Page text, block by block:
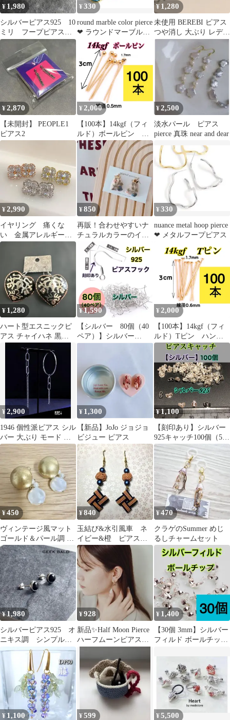
¥ 1,980
シルバーピアス925 10
ミリ フープピアス
小ぶり シンプルアク
セサリーNo1
¥330
round marble color pierce
❤︎ ラウンドマーブルピ
アス
¥ 1,280
未使用 BEREBI ピアス
つや消し 大ぶり レディ
ース アクセサリー
¥2,870
【未開封】 PEOPLE1
ピアス2
¥ 2,000
【100本】14kgf（フィ
ルド）ボールピン ハ
ンドメイドピアスやネ
ックレス作りに 激安
大量まとめ売り 玉ピ
ン・球ピン・丸ピン
¥2,500
淡水パール ピアス
pierce 真珠 near and dear
¥2,990
イヤリング 痛くな
い 金属アレルギー対
応 クローバー 四つ
葉 フラワー ジルコ
ニア ノンホールピア
ス シルバー ゴール
ド ピンク キラキ
ラ 韓国 通勤 デー
ト セレモニー ビジ
ュー シンプル
¥850
再販！合わせやすいナ
チュラルカラーのイン
ド刺繍リボン ピア
ス イヤリング可
¥ 330
nuance metal hoop pierce
❤︎ メタルフープピアス
¥ 1,280
ハート型エスニックピ
アス チャイハネ 黒
【新品未使用品】ピア
¥1,590
【シルバー 80個（40
ペア）】シルバー
925（純銀）のピアス用
アクセサリー作りに
¥ 2,000
【100本】14kgf（フィ
ルド）Tピン ハンド
メイドピアスやネック
レス作りに 激安大量
まとめ売り
¥2,900
1946 個性派ピアス シル
バー 大ぶり モード ア
シメ フープ アクセサリ
¥ 1,300
【新品】JoJo ジョジョ
ビジュー ピアス
¥1,100
【刻印あり】シルバー
925キャッチ100個（50
ペア）ハンドメイドピ
アスのキャッチ
¥450
ヴィンテージ風マット
ゴールド＆パール調 イ
ヤリング
¥840
玉結び&水引風車 ネ
イビー&橙 ピアス、
イヤリング
¥470
クラゲのSummer めじ
るしチャームセット
¥1,980
シルバーピアス925 オ
ニキス調 シンプル
アクセサリーNo２
¥928
新品✨Half Moon Pierce
ハーフムーンピアス
¥ 1,400
【30個 3mm】シルバー
フィルド ボールチッ
に（ピアス・ブレスレ
ット・ネックレス・リ
ング等）
¥ 1,100 ¥599 ¥5,500